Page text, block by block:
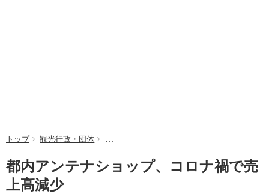
トップ 観光行政・団体 都内アンテナショップ、コロナ禍で売上高
都内アンテナショップ、コロナ禍で売
上高減少